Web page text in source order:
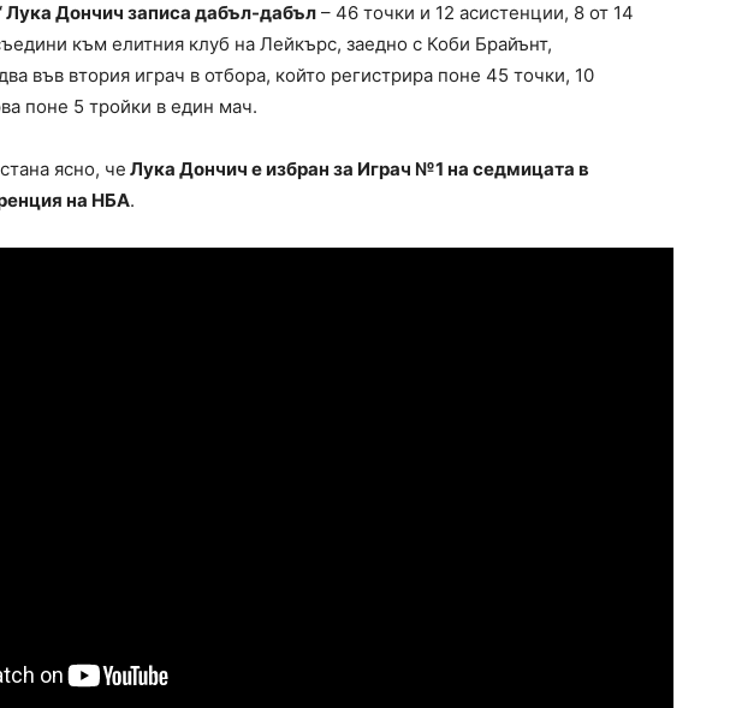
Лука Дончич записа дабъл-дабъл – 46 точки и 12 асистенции, 8 от 14
към елитния клуб на Лейкърс, заедно с Коби Брайънт,
във втория играч в отбора, който регистрира поне 45 точки, 10
поне 5 тройки в един мач.
ясно, че Лука Дончич е избран за Играч №1 на седмицата в
на НБА.